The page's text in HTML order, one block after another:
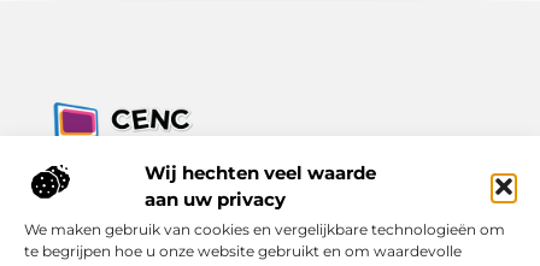
Wij hechten veel waarde
aan uw privacy
We maken gebruik van cookies en vergelijkbare technologieën om
te begrijpen hoe u onze website gebruikt en om waardevolle
Jouw bron voor inzichten, tips en nieuws uit de digitale
Ontdek alles wat je moet weten over het dagelijks leven, met
een focus op praktische adviezen en actuele trends.